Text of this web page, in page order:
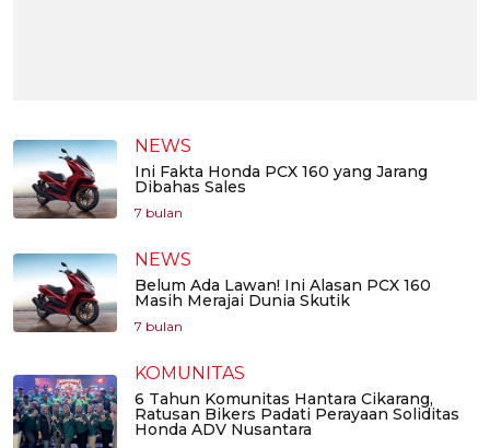
NEWS
Ini Fakta Honda PCX 160 yang Jarang
Dibahas Sales
7 bulan
NEWS
Belum Ada Lawan! Ini Alasan PCX 160
Masih Merajai Dunia Skutik
7 bulan
KOMUNITAS
6 Tahun Komunitas Hantara Cikarang,
Ratusan Bikers Padati Perayaan Soliditas
Honda ADV Nusantara